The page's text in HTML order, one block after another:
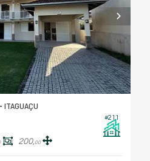
#211
ITAGUAÇU
200,00